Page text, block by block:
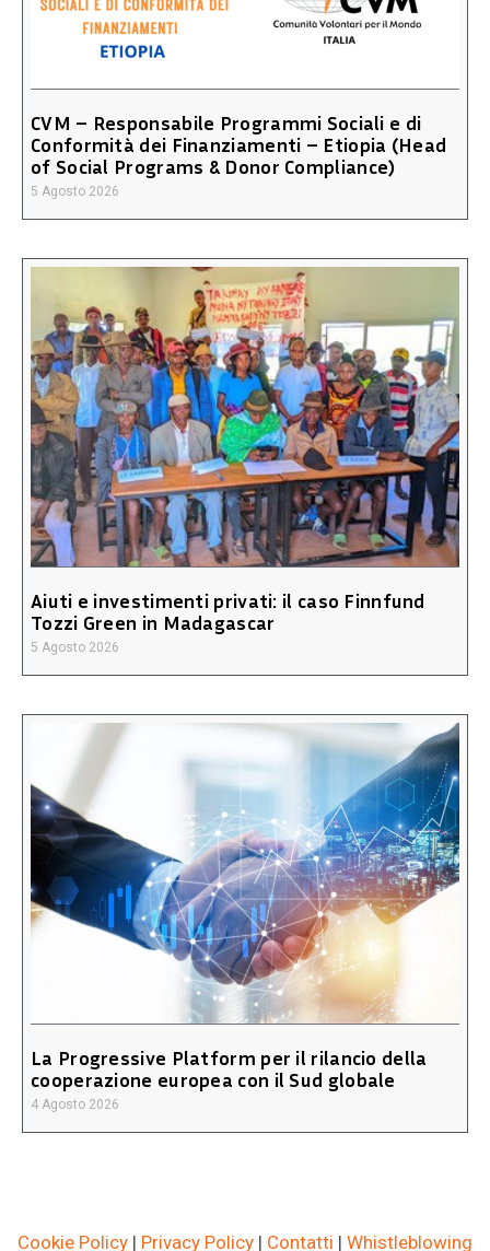
CVM – Responsabile Programmi Sociali e di
Conformità dei Finanziamenti – Etiopia (Head
of Social Programs & Donor Compliance)
5 Agosto 2026
Aiuti e investimenti privati: il caso Finnfund
Tozzi Green in Madagascar
5 Agosto 2026
La Progressive Platform per il rilancio della
cooperazione europea con il Sud globale
4 Agosto 2026
Cookie Policy | Privacy Policy | Contatti | Whistleblowing